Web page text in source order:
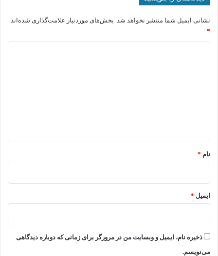
نشانی ایمیل شما منتشر نخواهد شد. بخش‌های موردنیاز علامت‌گذاری شده‌اند
*
نام *
ایمیل *
ذخیره نام، ایمیل و وبسایت من در مرورگر برای زمانی که دوباره دیدگاهی
می‌نویسم.